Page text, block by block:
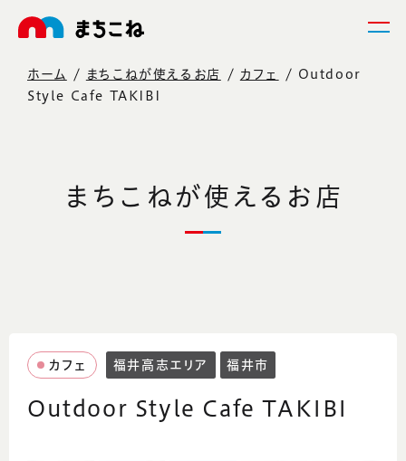
ホーム まちこねが使えるお店 カフェ
Outdoor
Style Cafe TAKIBI
まちこねが使えるお店
カフェ 福井高志エリア 福井市
Outdoor Style Cafe TAKIBI